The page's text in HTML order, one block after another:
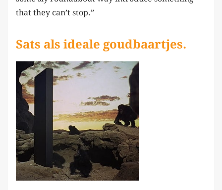
that they can’t stop.”
Sats als ideale goudbaartjes.